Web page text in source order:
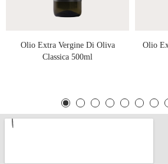
Olio Extra Vergine Di Oliva
Classica 500ml
Olio